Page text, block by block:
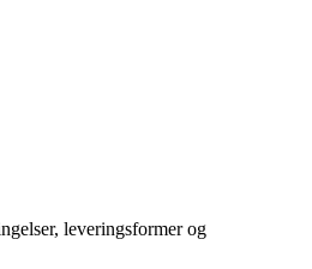
leveringsformer og